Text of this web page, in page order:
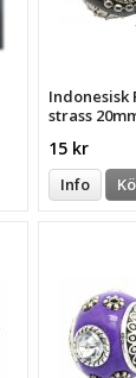
Indonesisk
strass
15 kr
Info